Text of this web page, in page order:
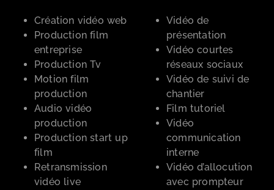
Création vidéo web
Production film
entreprise
Production Tv
Motion film
production
Audio vidéo
production
Production start up
film
Retransmission
vidéo live
Vidéo de
présentation
Vidéo courtes
réseaux sociaux
Vidéo de suivi de
chantier
Film tutoriel
Vidéo
communication
interne
Vidéo d’allocution
avec prompteur